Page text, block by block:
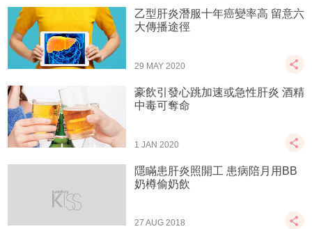
乙型肝炎潛服十年癌變率高 留意六
大傳播途徑
29 MAY 2020
豪飲引發心跳加速或急性肝炎 酒精
中毒可奪命
1 JAN 2020
隱瞞患肝炎照開工 患病陪月用BB
奶樽偷奶飲
27 AUG 2018